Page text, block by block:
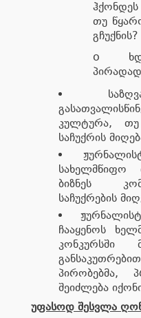
თუ
გჩუქნის?
o
კულტურა,
საჩუქრის
სახელმწიფო
ბიზნეს
საჩუქრების
ჩააყენოს
კონკურსში
პირობებმა,
შეიძლება
უფასოდ შესვლა